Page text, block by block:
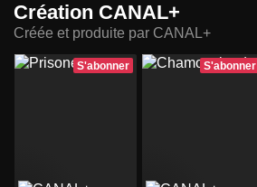
Création CANAL+
Créée et produite par CANAL+
S'abonner S'abonner